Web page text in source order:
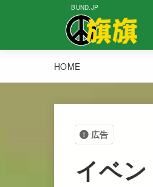
BUND.JP
HOME
広告
イベ